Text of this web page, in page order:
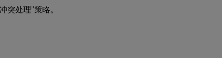
突处理”策略。